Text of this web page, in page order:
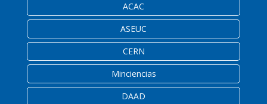
ACAC
ASEUC
CERN
Minciencias
DAAD